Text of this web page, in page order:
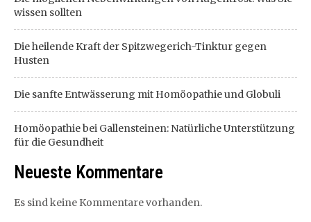
wissen sollten
Die heilende Kraft der Spitzwegerich-Tinktur gegen
Husten
Die sanfte Entwässerung mit Homöopathie und Globuli
Homöopathie bei Gallensteinen: Natürliche Unterstützung
für die Gesundheit
Neueste Kommentare
Es sind keine Kommentare vorhanden.